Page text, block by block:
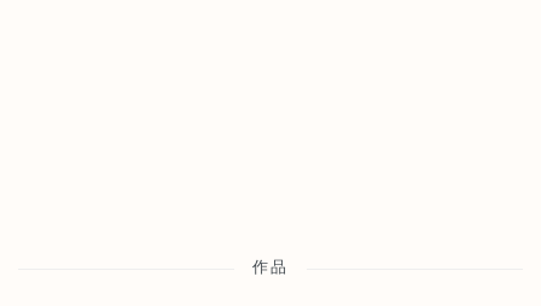
作品